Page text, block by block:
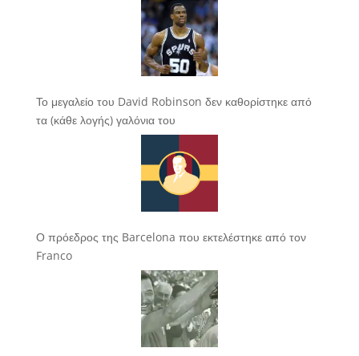
Το μεγαλείο του David Robinson δεν καθορίστηκε από
τα (κάθε λογής) γαλόνια του
Ο πρόεδρος της Barcelona που εκτελέστηκε από τον
Franco